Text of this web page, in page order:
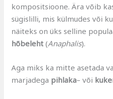
kompositsioone. Ära võib
sügislilli, mis külmudes või
näiteks on üks selline
hõbeleht (Anaphalis).
Aga miks ka mitte asetada
marjadega pihlaka– või